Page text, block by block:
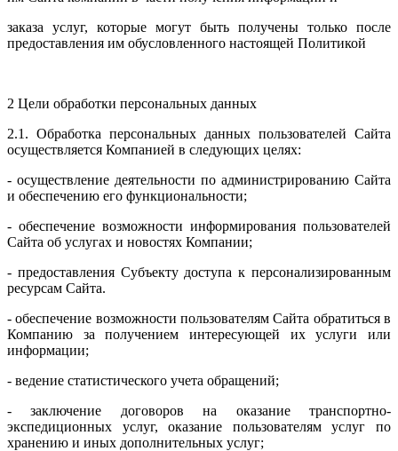
заказа услуг, которые могут быть получены только после
предоставления им обусловленного настоящей Политикой
2 Цели обработки персональных данных
2.1. Обработка персональных данных пользователей Сайта
осуществляется Компанией в следующих целях:
- осуществление деятельности по администрированию Сайта
и обеспечению его функциональности;
- обеспечение возможности информирования пользователей
Сайта об услугах и новостях Компании;
- предоставления Субъекту доступа к персонализированным
ресурсам Сайта.
- обеспечение возможности пользователям Сайта обратиться в
Компанию за получением интересующей их услуги или
информации;
- ведение статистического учета обращений;
- заключение договоров на оказание транспортно-
экспедиционных услуг, оказание пользователям услуг по
хранению и иных дополнительных услуг;